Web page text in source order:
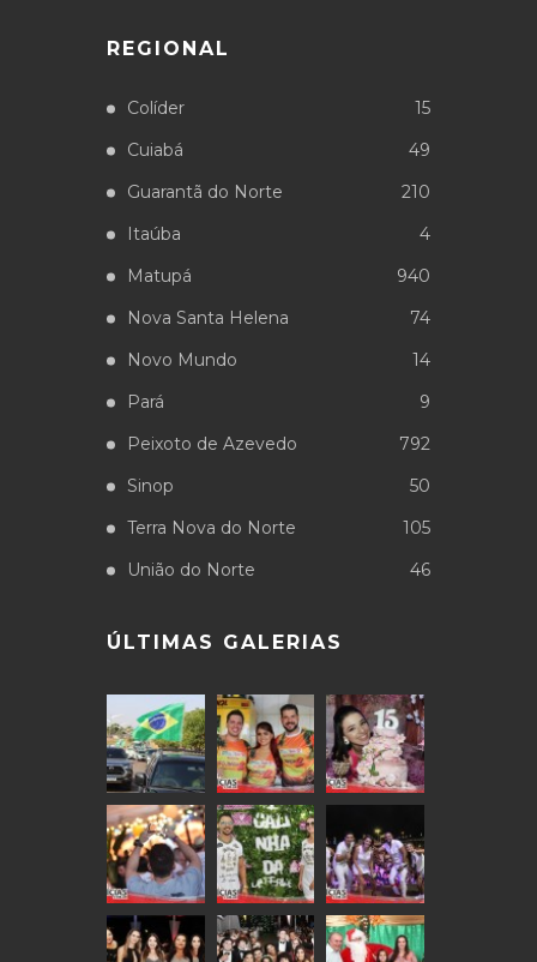
REGIONAL
Colíder
15
Cuiabá
49
Guarantã do Norte
210
Itaúba
4
Matupá
940
Nova Santa Helena
74
Novo Mundo
14
Pará
9
Peixoto de Azevedo
792
Sinop
50
Terra Nova do Norte
105
União do Norte
46
ÚLTIMAS GALERIAS